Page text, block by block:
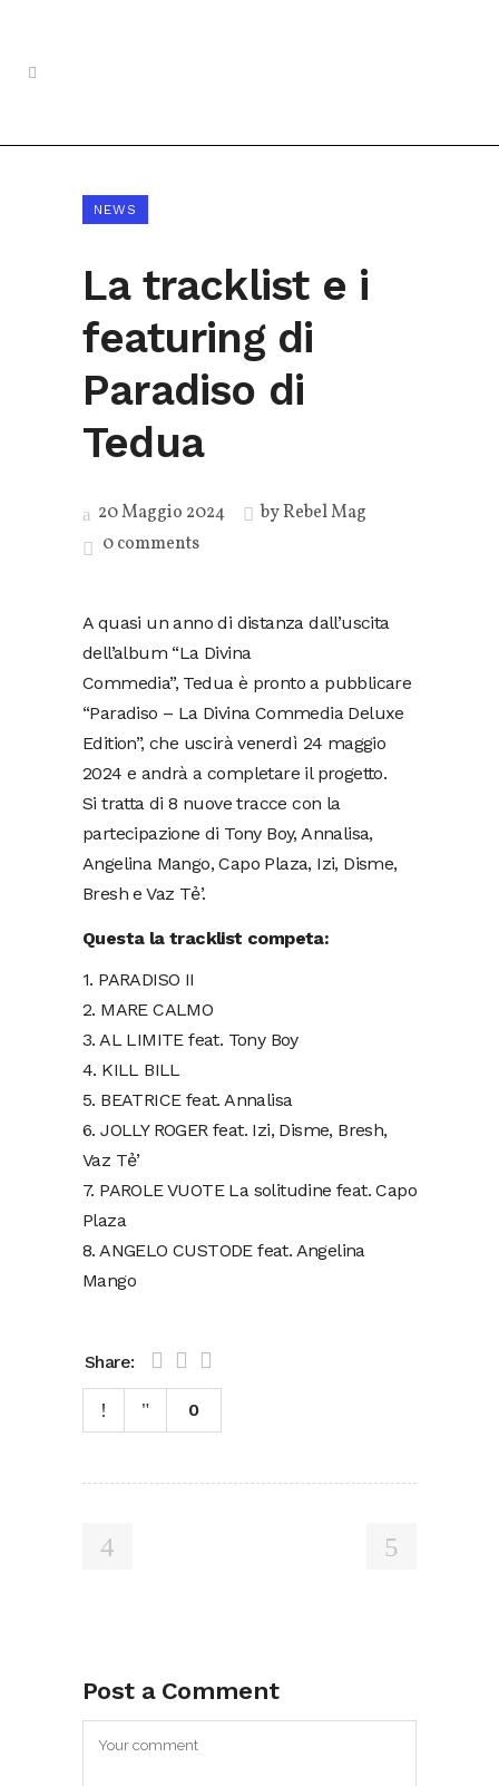
NEWS
La tracklist e i
featuring di
Paradiso di
Tedua
20 Maggio 2024 byRebel Mag
0 comments
A quasi un anno di distanza dall’uscita
dell’album “La Divina
Commedia”, Tedua è pronto a pubblicare
“Paradiso – La Divina Commedia Deluxe
Edition”, che uscirà venerdì 24 maggio
2024 e andrà a completare il progetto.
Si tratta di 8 nuove tracce con la
partecipazione di Tony Boy, Annalisa,
Angelina Mango, Capo Plaza, Izi, Disme,
Bresh e Vaz Tẻ’.
Questa la tracklist competa:
1. PARADISO II
2. MARE CALMO
3. AL LIMITE feat. Tony Boy
4. KILL BILL
5. BEATRICE feat. Annalisa
6. JOLLY ROGER feat. Izi, Disme, Bresh,
Vaz Tẻ’
7. PAROLE VUOTE La solitudine feat. Capo
Plaza
8. ANGELO CUSTODE feat. Angelina
Mango
Share:
0
Post a Comment